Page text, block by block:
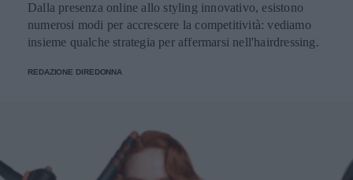
Dalla presenza online allo styling innovativo, esistono
numerosi modi per accrescere la competitività: vediamo
insieme qualche strategia per affermarsi nell'hairdressing.
REDAZIONE DIREDONNA